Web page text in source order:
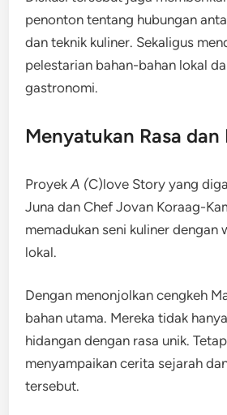
penonton tentang hubungan
dan teknik kuliner. Sekaligus
pelestarian bahan-bahan lokal
gastronomi.
Menyatukan Rasa dan
ProyekA (C)love Story yang
Juna dan Chef Jovan Koraag-
memadukan seni kuliner dengan
lokal.
Dengan menonjolkan cengkeh
bahan utama. Mereka tidak
hidangan dengan rasa unik.
menyampaikan cerita sejarah
tersebut.